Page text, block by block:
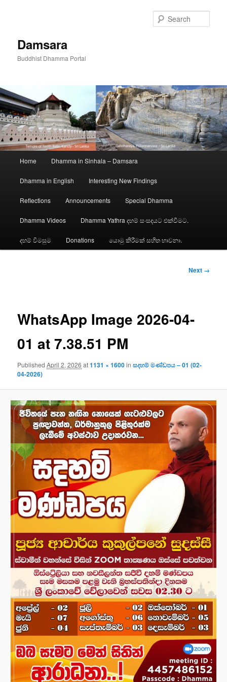
Damsara
Buddhist Dhamma Portal
Home Dhamma in Sinhala – Damsara
Dhamma in English Interesting New Findings
Reflections Announcements Special Dhamma
Dhamma Videos Dhamma Yathra දහම් සංසදයට එක්වීමට.
දහම් විමසුම Donations යොමු කිරීමක් සහිත භාවනා.
Next →
WhatsApp Image 2026-04-
01 at 7.38.51 PM
PublishedApril 2, 2026 at1131 × 1600inසදහම් මණ්ඩපය – 01 (02-
04-2026)